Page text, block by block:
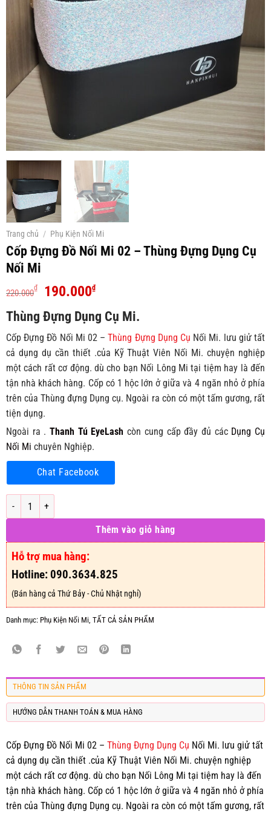
Trang chủ / Phụ Kiện Nối Mi
Cốp Đựng Đồ Nối Mi 02 – Thùng Đựng Dụng Cụ
Nối Mi
220.000₫
Giá
là:
220.000₫.
190.000₫Giá
tại
là:
190.000₫.
Thùng Đựng Dụng Cụ Mi.
Cốp Đựng Đồ Nối Mi 02 –Thùng Đựng Dụng Cụ Nối Mi. lưu giử tất
cả dụng dụ cần thiết .của Kỹ Thuật Viên Nối Mi. chuyện nghiệp
một cách rất cơ động. dù cho bạn Nối Lông Mi tại tiệm hay là đến
tận nhà khách hàng. Cốp có 1 hộc lớn ở giữa và 4 ngăn nhỏ ở phía
trên của Thùng đựng Dụng cụ. Ngoài ra còn có một tấm gương, rất
tiện dụng.
Ngoài ra .Thanh Tú EyeLash còn cung cấp đầy đủ các Dụng Cụ
Nối Mi chuyên Nghiệp.
Chat Facebook
Cốp Đựng Đồ Nối Mi 02 - Thùng Đựng Dụng Cụ Nối Mi số lượng
Thêm vào giỏ hàng
Hỗ trợ mua hàng:
Hotline: 090.3634.825
(Bán hàng cả Thứ Bảy - Chủ Nhật nghỉ)
Danh mục: Phụ Kiện Nối Mi, TẤT CẢ SẢN PHẨM
THÔNG TIN SẢN PHẨM
HƯỚNG DẪN THANH TOÁN & MUA HÀNG
Cốp Đựng Đồ Nối Mi 02 – Thùng Đựng Dụng Cụ Nối Mi. lưu giử tất
cả dụng dụ cần thiết .của Kỹ Thuật Viên Nối Mi. chuyện nghiệp
một cách rất cơ động. dù cho bạn Nối Lông Mi tại tiệm hay là đến
tận nhà khách hàng. Cốp có 1 hộc lớn ở giữa và 4 ngăn nhỏ ở phía
trên của Thùng đựng Dụng cụ. Ngoài ra còn có một tấm gương, rất